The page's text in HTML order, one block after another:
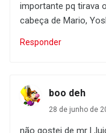
importante pq tirava
cabeça de Mario,
Responder
boo deh
28 de junho de
não gostei de mr l